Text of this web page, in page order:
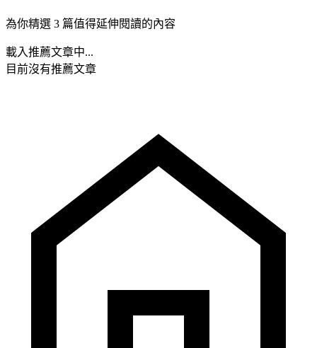
為你精選 3 篇值得延伸閱讀的內容
載入推薦文章中...
目前沒有推薦文章